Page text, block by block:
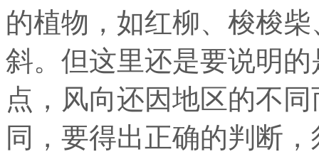
的植物，如红柳、梭梭
斜。但这里还是要说明
点，风向还因地区的不
同，要得出正确的判断